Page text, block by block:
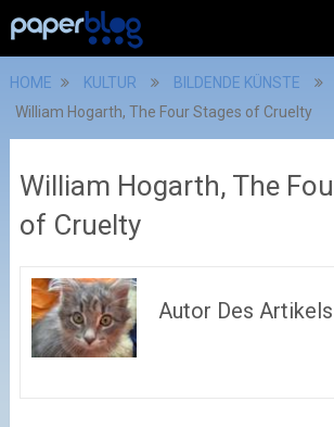
HOME KULTUR
BILDENDE KÜNSTE
William Hogarth, The Four Stages of Cruelty
William Hogarth, The
of Cruelty
Autor Des